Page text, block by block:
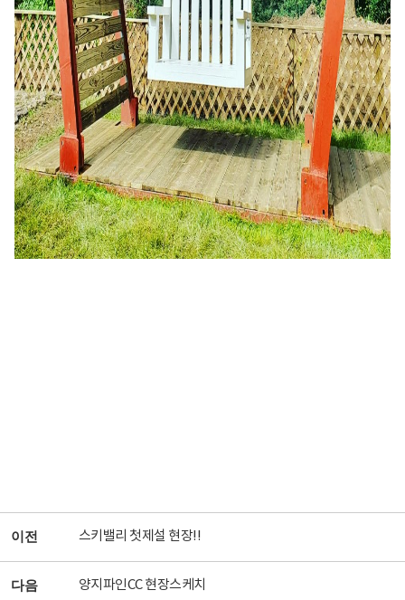
이전 스키밸리 첫제설 현장!!
다음 양지파인CC 현장스케치